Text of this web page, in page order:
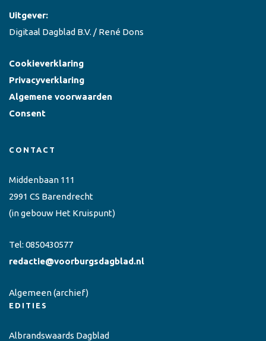
Uitgever:
Digitaal Dagblad B.V. / René Dons
Cookieverklaring
Privacyverklaring
Algemene voorwaarden
Consent
CONTACT
Middenbaan 111
2991 CS Barendrecht
(in gebouw Het Kruispunt)
Tel: 0850430577
redactie@voorburgsdagblad.nl
Algemeen(archief)
EDITIES
Albrandswaards Dagblad